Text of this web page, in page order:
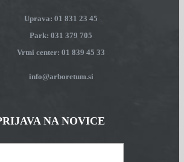
Uprava: 01 831 23 45
Park: 031 379 705
Vrtni center: 01 839 45 33
info@arboretum.si
NA NOVICE